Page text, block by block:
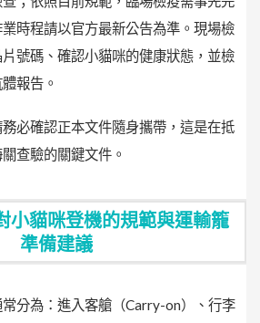
時程請以官方最新公告為準。現場檢
號碼、確認小貓咪的健康狀態，並檢
報告。
必確認正本文件隨身攜帶，這是在抵
查驗的關鍵文件。
小貓咪登機的規範與運輸籠
準備建議
分為：進入客艙（Carry-on）、行李